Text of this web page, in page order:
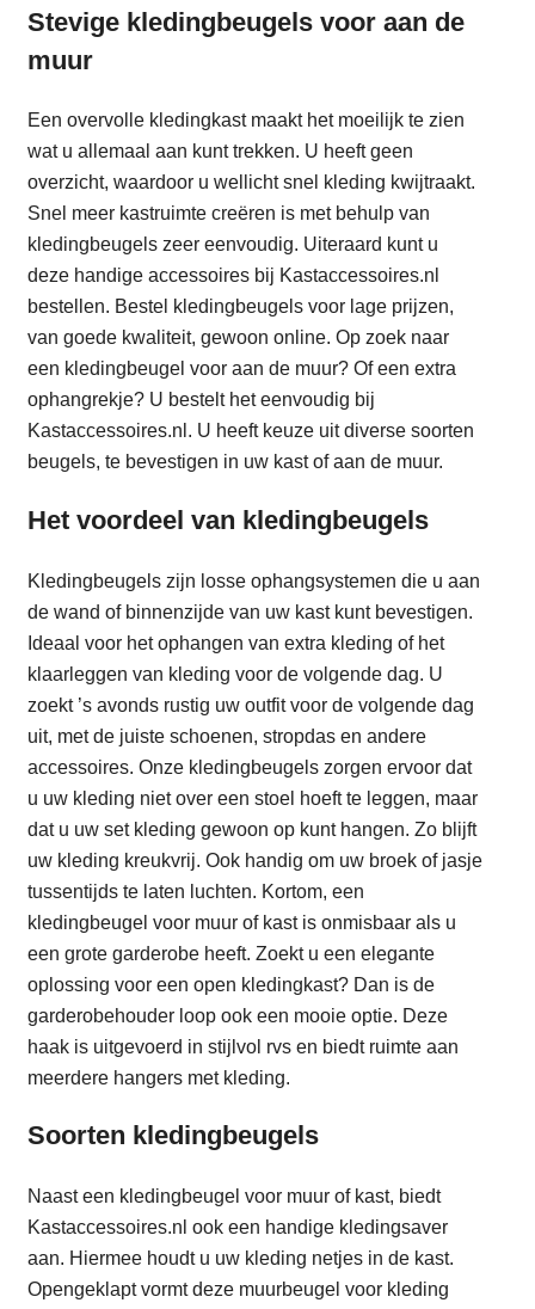
Stevige kledingbeugels voor aan de
muur
Een overvolle kledingkast maakt het moeilijk te zien
wat u allemaal aan kunt trekken. U heeft geen
overzicht, waardoor u wellicht snel kleding kwijtraakt.
Snel meer kastruimte creëren is met behulp van
kledingbeugels zeer eenvoudig. Uiteraard kunt u
deze handige accessoires bij Kastaccessoires.nl
bestellen. Bestel kledingbeugels voor lage prijzen,
van goede kwaliteit, gewoon online. Op zoek naar
een kledingbeugel voor aan de muur? Of een extra
ophangrekje? U bestelt het eenvoudig bij
Kastaccessoires.nl. U heeft keuze uit diverse soorten
beugels, te bevestigen in uw kast of aan de muur.
Het voordeel van kledingbeugels
Kledingbeugels zijn losse ophangsystemen die u aan
de wand of binnenzijde van uw kast kunt bevestigen.
Ideaal voor het ophangen van extra kleding of het
klaarleggen van kleding voor de volgende dag. U
zoekt ’s avonds rustig uw outfit voor de volgende dag
uit, met de juiste schoenen, stropdas en andere
accessoires. Onze kledingbeugels zorgen ervoor dat
u uw kleding niet over een stoel hoeft te leggen, maar
dat u uw set kleding gewoon op kunt hangen. Zo blijft
uw kleding kreukvrij. Ook handig om uw broek of jasje
tussentijds te laten luchten. Kortom, een
kledingbeugel voor muur of kast is onmisbaar als u
een grote garderobe heeft. Zoekt u een elegante
oplossing voor een open kledingkast? Dan is de
garderobehouder loop ook een mooie optie. Deze
haak is uitgevoerd in stijlvol rvs en biedt ruimte aan
meerdere hangers met kleding.
Soorten kledingbeugels
Naast een kledingbeugel voor muur of kast, biedt
Kastaccessoires.nl ook een handige kledingsaver
aan. Hiermee houdt u uw kleding netjes in de kast.
Opengeklapt vormt deze muurbeugel voor kleding